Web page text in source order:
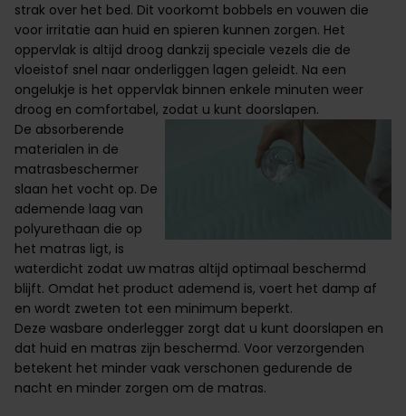
strak over het bed. Dit voorkomt bobbels en vouwen die
voor irritatie aan huid en spieren kunnen zorgen. Het
oppervlak is altijd droog dankzij speciale vezels die de
vloeistof snel naar onderliggen lagen geleidt. Na een
ongelukje is het oppervlak binnen enkele minuten weer
droog en comfortabel, zodat u kunt doorslapen.
De absorberende
materialen in de
matrasbeschermer
slaan het vocht op. De
ademende laag van
polyurethaan die op
het matras ligt, is
waterdicht zodat uw matras altijd optimaal beschermd
blijft. Omdat het product ademend is, voert het damp af
en wordt zweten tot een minimum beperkt.
Deze wasbare onderlegger zorgt dat u kunt doorslapen en
dat huid en matras zijn beschermd. Voor verzorgenden
betekent het minder vaak verschonen gedurende de
nacht en minder zorgen om de matras.